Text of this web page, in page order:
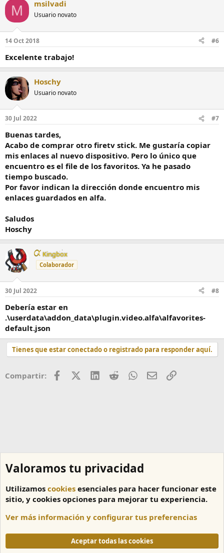
M msilvadi
Usuario novato
14 Oct 2018 #6
Excelente trabajo!
Hoschy
Usuario novato
30 Jul 2022 #7
Buenas tardes,
Acabo de comprar otro firetv stick. Me gustaría copiar
mis enlaces al nuevo dispositivo. Pero lo único que
encuentro es el file de los favoritos. Ya he pasado
tiempo buscado.
Por favor indican la dirección donde encuentro mis
enlaces guardados en alfa.
Saludos
Hoschy
Kingbox
Colaborador
30 Jul 2022 #8
Debería estar en
.\userdata\addon_data\plugin.video.alfa\alfavorites-
default.json
Tienes que estar conectado o registrado para responder aquí.
Compartir: FacebookX (Twitter)
LinkedIn
RedditWhatsApp
CorreoEnlace
Cookies Español
Valoramos tu privacidad
Utilizamos cookies esenciales para hacer funcionar este
sitio, y cookies opciones para mejorar tu experiencia.
Ver más información y configurar tus preferencias
Aceptar todas las cookies